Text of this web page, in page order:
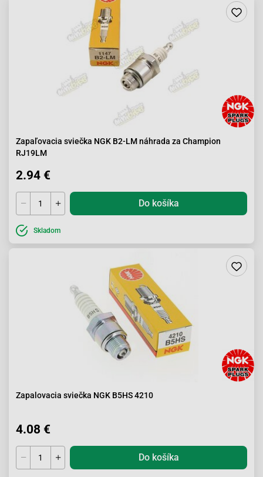
Zapaľovacia sviečka NGK B2-LM náhrada za Champion
RJ19LM
2.94 €
Do košíka
Skladom
Zapalovacia sviečka NGK B5HS 4210
4.08 €
Do košíka